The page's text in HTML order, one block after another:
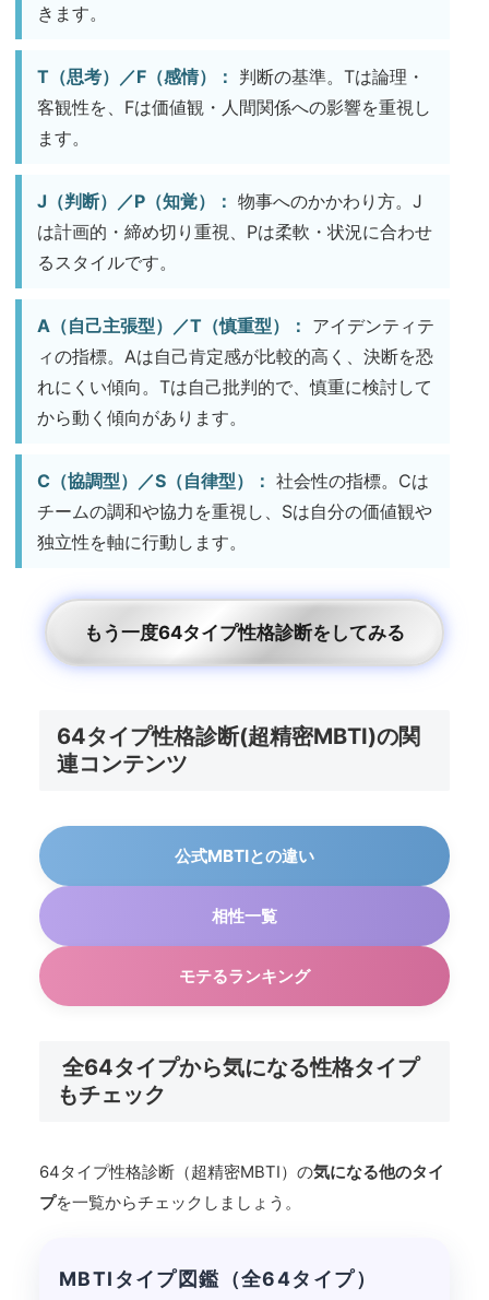
きます。
T（思考）／F（感情）： 判断の基準。Tは論理・
客観性を、Fは価値観・人間関係への影響を重視し
ます。
J（判断）／P（知覚）： 物事へのかかわり方。J
は計画的・締め切り重視、Pは柔軟・状況に合わせ
るスタイルです。
A（自己主張型）／T（慎重型）： アイデンティテ
ィの指標。Aは自己肯定感が比較的高く、決断を恐
れにくい傾向。Tは自己批判的で、慎重に検討して
から動く傾向があります。
C（協調型）／S（自律型）： 社会性の指標。Cは
チームの調和や協力を重視し、Sは自分の価値観や
独立性を軸に行動します。
もう一度64タイプ性格診断をしてみる
64タイプ性格診断(超精密MBTI)の関
連コンテンツ
公式MBTIとの違い
相性一覧
モテるランキング
全64タイプから気になる性格タイプ
もチェック
64タイプ性格診断（超精密MBTI）の気になる他のタイ
プを一覧からチェックしましょう。
MBTIタイプ図鑑（全64タイプ）